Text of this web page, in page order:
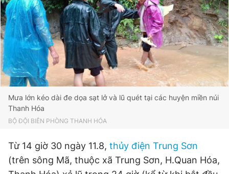
Mưa lớn kéo dài đe dọa sạt lở và lũ quét tại các huyện miền núi
Thanh Hóa
BỘ ĐỘI BIÊN PHÒNG THANH HÓA
Từ 14 giờ 30 ngày 11.8, thủy điện Trung Sơn
(trên sông Mã, thuộc xã Trung Sơn, H.Quan Hóa,